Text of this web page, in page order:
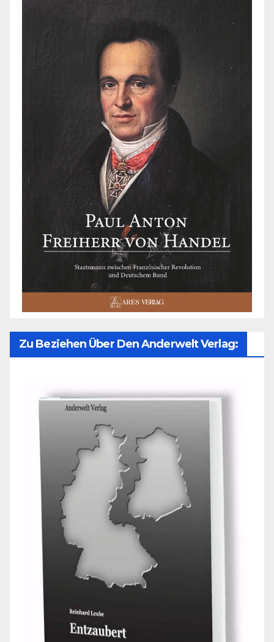
Zu Beziehen Über Den Anderwelt Verlag: